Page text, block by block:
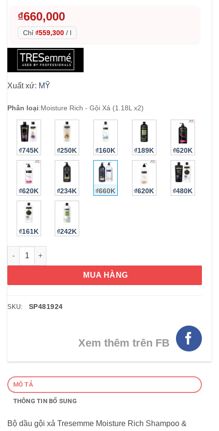
₫660,000
Chỉ ₫559,300 / l
Xuất xứ: MỸ
Phân loại:Moisture Rich - Gội Xả (1.18L x2)
₫745K ₫250K ₫160K ₫189K ₫620K
₫620K ₫234K ₫660K ₫620K ₫480K
₫161K ₫242K
Bộ dầu gội xả Tresemme Moisture Rich Shampoo &
MUA HÀNG
SKU: SP481924
Xem thêm trên FB
MÔ TẢ
THÔNG TIN BỔ SUNG
Bộ dầu gội xả Tresemme Moisture Rich Shampoo &